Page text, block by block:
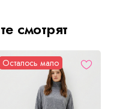
смотрят
Осталось мало